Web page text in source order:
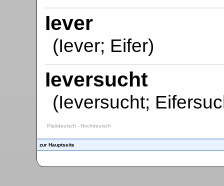
Iever
(Iever; Eifer)
Ieversucht
(Ieversucht;
Plattdeutsch - Hochdeutsch
zur Hauptseite